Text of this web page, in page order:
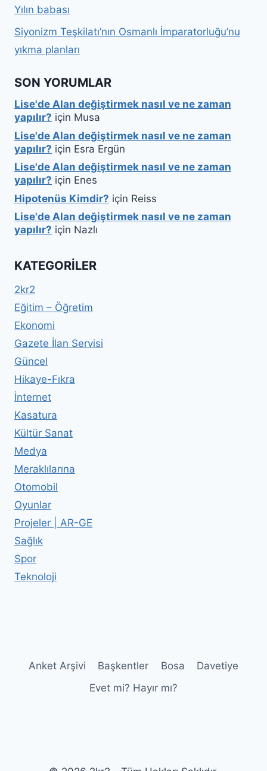
Yılın babası
Siyonizm Teşkilatı’nın Osmanlı İmparatorluğu’nu
yıkma planları
SON YORUMLAR
Lise'de Alan değiştirmek nasıl ve ne zaman
yapılır? için Musa
Lise'de Alan değiştirmek nasıl ve ne zaman
yapılır? için Esra Ergün
Lise'de Alan değiştirmek nasıl ve ne zaman
yapılır? için Enes
Hipotenüs Kimdir? için Reiss
Lise'de Alan değiştirmek nasıl ve ne zaman
yapılır? için Nazlı
KATEGORILER
2kr2
Eğitim – Öğretim
Ekonomi
Gazete İlan Servisi
Güncel
Hikaye-Fıkra
İnternet
Kasatura
Kültür Sanat
Medya
Meraklılarına
Otomobil
Oyunlar
Projeler | AR-GE
Sağlık
Spor
Teknoloji
Anket Arşivi Başkentler Bosa
Davetiye
Evet mi? Hayır mı?